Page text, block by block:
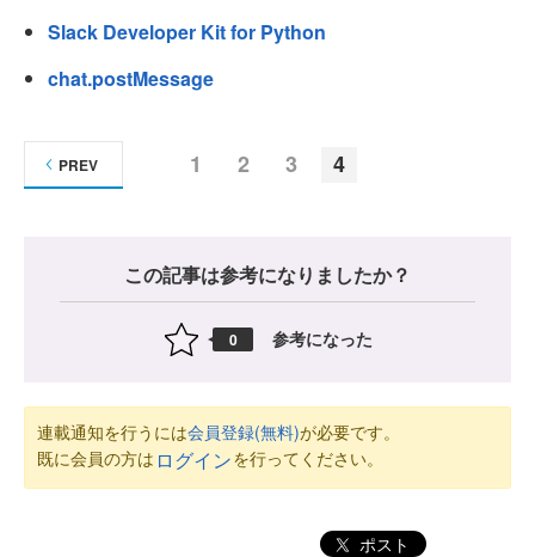
Slack Developer Kit for Python
chat.postMessage
1 2 3 4
PREV
この記事は参考になりましたか？
0 参考になった
連載通知を行うには会員登録(無料)が必要です。
既に会員の方は ログインを行ってください。
ポスト